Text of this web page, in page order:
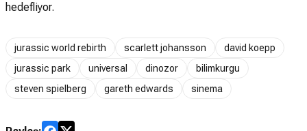
hedefliyor.
jurassic world rebirth scarlett johansson
david koepp
jurassic park
universal dinozor
bilimkurgu
steven spielberg
gareth edwards sinema